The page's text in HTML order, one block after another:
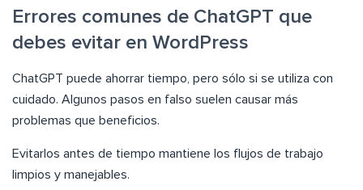
Errores comunes de ChatGPT que
debes evitar en WordPress
ChatGPT puede ahorrar tiempo, pero sólo si se utiliza con
cuidado. Algunos pasos en falso suelen causar más
problemas que beneficios.
Evitarlos antes de tiempo mantiene los flujos de trabajo
limpios y manejables.